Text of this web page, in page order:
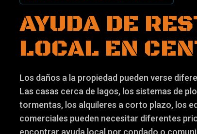
AYUDA DE
LOCAL EN
Los daños a la propiedad pueden verse
Las casas cerca de lagos, los sistemas de
tormentas, los alquileres a corto plazo, los
comerciales pueden necesitar diferentes
encontrar ayuda local por condado o